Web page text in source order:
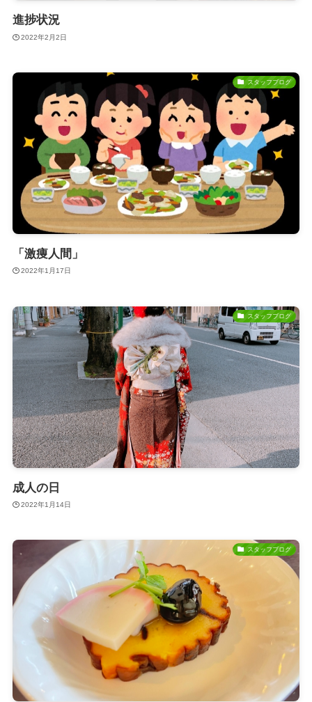
進捗状況
2022年2月2日
スタッフブログ
「激痩人間」
2022年1月17日
スタッフブログ
成人の日
2022年1月14日
スタッフブログ